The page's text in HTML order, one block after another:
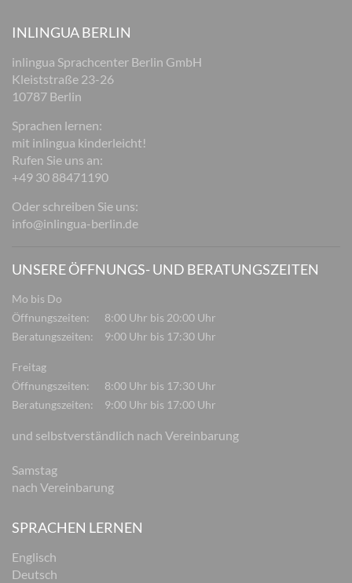
INLINGUA BERLIN
inlingua Sprachcenter Berlin GmbH
Kleiststraße 23-26
10787 Berlin
Sprachen lernen:
mit inlingua kinderleicht!
Rufen Sie uns an:
+49 30 88471190
Oder schreiben Sie uns:
info@inlingua-berlin.de
UNSERE ÖFFNUNGS- UND BERATUNGSZEITEN
Mo bis Do
Öffnungszeiten:
8:00 Uhr bis 20:00 Uhr
Beratungszeiten:
9:00 Uhr bis 17:30 Uhr
Freitag
Öffnungszeiten:
8:00 Uhr bis 17:30 Uhr
Beratungszeiten:
9:00 Uhr bis 17:00 Uhr
und selbstverständlich nach Vereinbarung
Samstag
nach Vereinbarung
SPRACHEN LERNEN
Englisch
Deutsch